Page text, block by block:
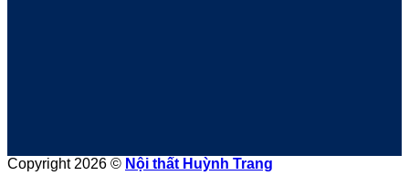
Copyright 2026 © Nội thất Huỳnh Trang